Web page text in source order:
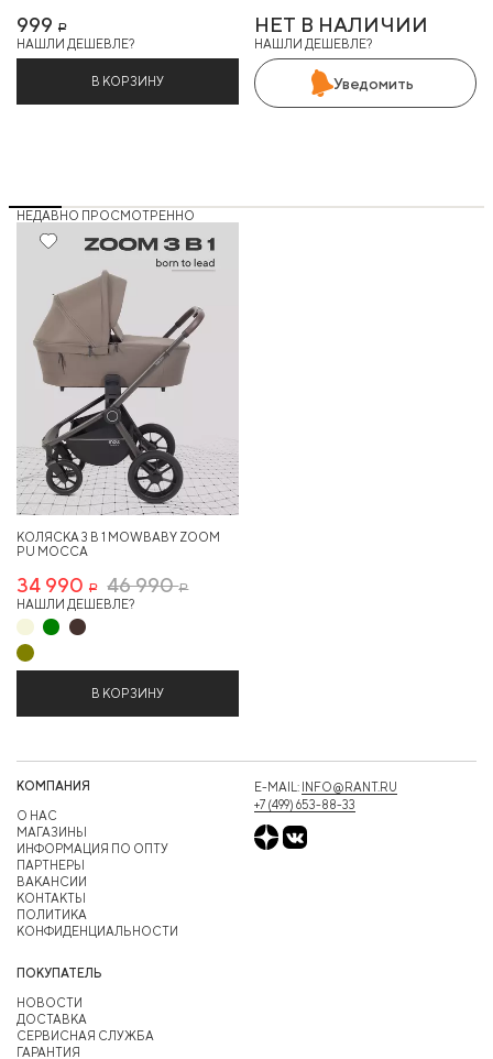
999 Р
НАШЛИ ДЕШЕВЛЕ?
В КОРЗИНУ
НЕТ В НАЛИЧИИ
НАШЛИ ДЕШЕВЛЕ?
Уведомить
НЕДАВНО ПРОСМОТРЕННО
25%
КОЛЯСКА 3 В 1 MOWBABY ZOOM
PU MOCCA
34 990 Р 46 990Р
НАШЛИ ДЕШЕВЛЕ?
В КОРЗИНУ
КОМПАНИЯ
О НАС
МАГАЗИНЫ
ИНФОРМАЦИЯ ПО ОПТУ
ПАРТНЕРЫ
ВАКАНСИИ
КОНТАКТЫ
ПОЛИТИКА
КОНФИДЕНЦИАЛЬНОСТИ
ПОКУПАТЕЛЬ
НОВОСТИ
ДОСТАВКА
СЕРВИСНАЯ СЛУЖБА
ГАРАНТИЯ
E-MAIL: INFO@RANT.RU
+7 (499) 653-88-33